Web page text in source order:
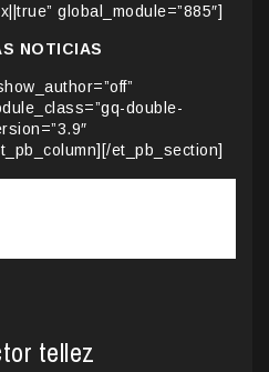
global_module=”885″]
NOTICIAS
double-
et_pb_section]
tellez